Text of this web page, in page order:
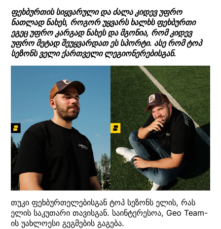
ფეხბურთის სიყვარული და ძალა კიდევ უფრო
ნათლად ნახეს, როგორ უყვარს ხალხს ფეხბურთი
ეგეც უფრო კარგად ნახეს და მგონია, რომ კიდევ
უფრო მეტად შეუყვარდათ ეს სპორტი. ასე რომ ტოპ
სეზონს ველი ქართველი ლეგიონერებისგან.
თუკი ფეხბურთელებისგან ტოპ სეზონს ელის, რას
ელის საკუთარი თავისგან. საინტერესოა, Geo Team-
ის უახლოესი გეგმების გაგება.